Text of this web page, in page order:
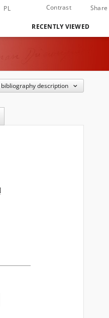
PL Contrast Share
RECENTLY VIEWED
description